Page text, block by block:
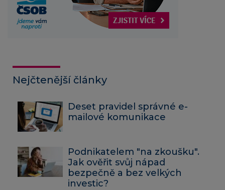
Nejčtenější články
Deset pravidel správné e-
mailové komunikace
Podnikatelem "na zkoušku".
Jak ověřit svůj nápad
bezpečně a bez velkých
investic?